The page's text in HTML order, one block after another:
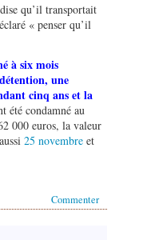
qu’il transportait
« penser qu’il
à six mois
une
cinq ans et la
été condamné au
000 euros, la valeur
25 novembre et
Commenter